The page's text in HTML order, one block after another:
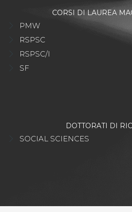
CORSI DI LAUREA
PMW
RSPSC
RSPSC/I
SF
DOTTORATI DI
SOCIAL SCIENCES